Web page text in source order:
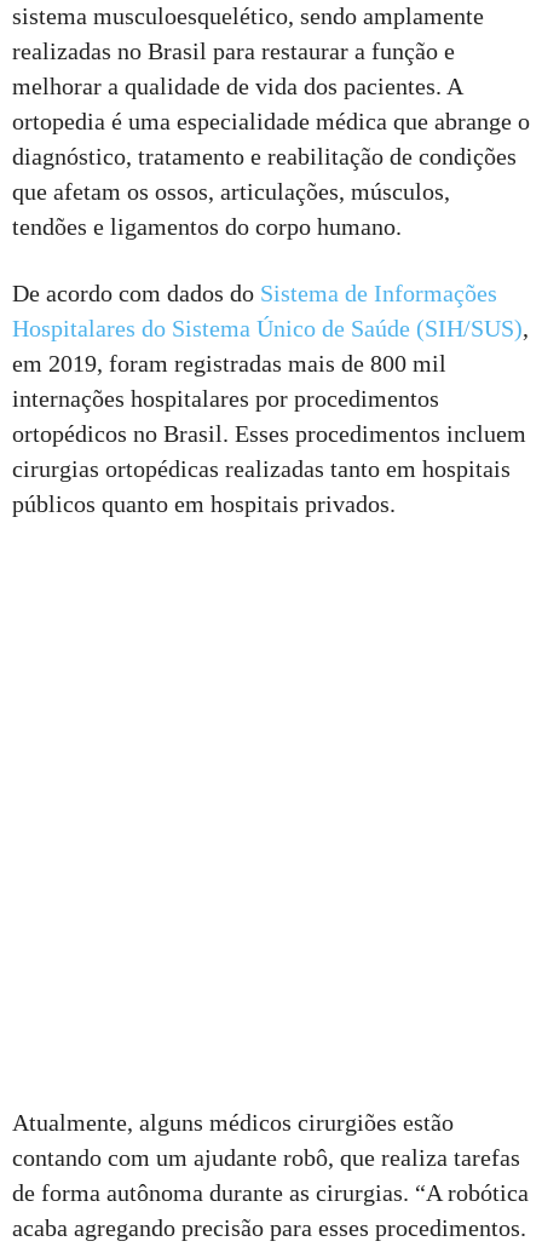
sistema musculoesquelético, sendo amplamente
realizadas no Brasil para restaurar a função e
melhorar a qualidade de vida dos pacientes. A
ortopedia é uma especialidade médica que abrange o
diagnóstico, tratamento e reabilitação de condições
que afetam os ossos, articulações, músculos,
tendões e ligamentos do corpo humano.
De acordo com dados do Sistema de Informações
Hospitalares do Sistema Único de Saúde (SIH/SUS),
em 2019, foram registradas mais de 800 mil
internações hospitalares por procedimentos
ortopédicos no Brasil. Esses procedimentos incluem
cirurgias ortopédicas realizadas tanto em hospitais
públicos quanto em hospitais privados.
Atualmente, alguns médicos cirurgiões estão
contando com um ajudante robô, que realiza tarefas
de forma autônoma durante as cirurgias. “A robótica
acaba agregando precisão para esses procedimentos.